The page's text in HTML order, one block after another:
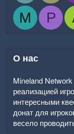
M
P
О нас
Mineland
реализацией
интересными
донат для
весело